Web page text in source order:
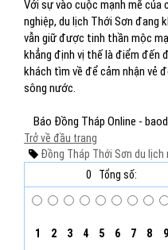
Với sự vào cuộc mạnh mẽ của
nghiệp, du lịch Thới Sơn đang
vẫn giữ được tinh thần mộc
khẳng định vị thế là điểm đến
khách tìm về để cảm nhận vẻ
sông nước.
Báo Đồng Tháp Online -
Trở về đầu trang
Đồng Tháp Thới Sơn du lịch
0
Tổng số:
1 2 3 4 5 6 7 8 9